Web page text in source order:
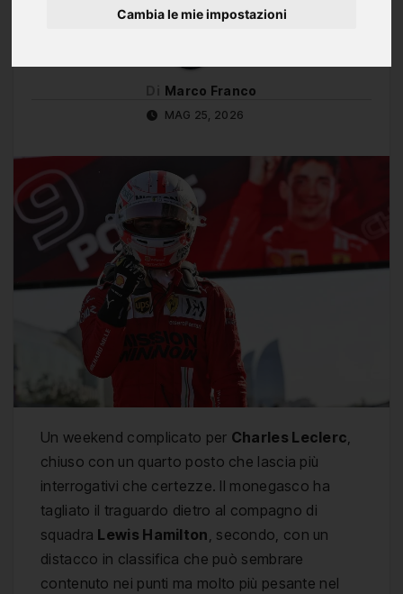
Cambia le mie impostazioni
Marco Franco
MAG 25, 2026
Un weekend complicato per Charles Leclerc,
chiuso con un quarto posto che lascia più
interrogativi che certezze. Il monegasco ha
tagliato il traguardo dietro al compagno di
squadra Lewis Hamilton, secondo, con un
distacco in classifica che può sembrare
contenuto nei punti ma molto più pesante nel